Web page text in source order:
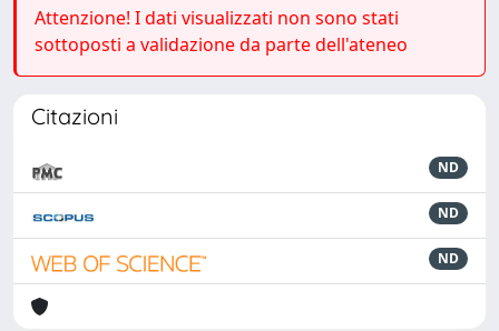
Attenzione! I dati visualizzati non sono stati
sottoposti a validazione da parte dell'ateneo
Citazioni
ND
ND
ND